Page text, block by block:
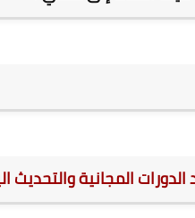
الدورات المجانية